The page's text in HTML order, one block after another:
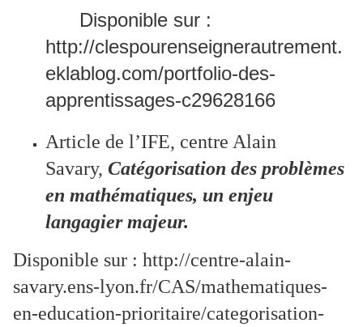
Disponible sur :
http://clespourenseignerautrement.
eklablog.com/portfolio-des-
apprentissages-c29628166
Article de l’IFE, centre Alain
Savary, Catégorisation des problèmes
en mathématiques, un enjeu
langagier majeur.
Disponible sur : http://centre-alain-
savary.ens-lyon.fr/CAS/mathematiques-
en-education-prioritaire/categorisation-